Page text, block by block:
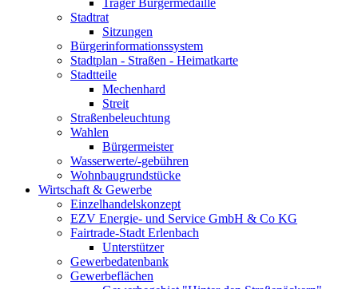
Träger Bürgermedaille
Stadtrat
Sitzungen
Bürgerinformationssystem
Stadtplan - Straßen - Heimatkarte
Stadtteile
Mechenhard
Streit
Straßenbeleuchtung
Wahlen
Bürgermeister
Wasserwerte/-gebühren
Wohnbaugrundstücke
Wirtschaft & Gewerbe
Einzelhandelskonzept
EZV Energie- und Service GmbH & Co KG
Fairtrade-Stadt Erlenbach
Unterstützer
Gewerbedatenbank
Gewerbeflächen